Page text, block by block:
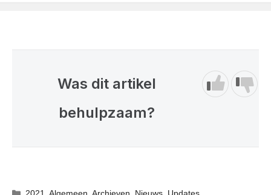
Was dit artikel
behulpzaam?
Categorieën